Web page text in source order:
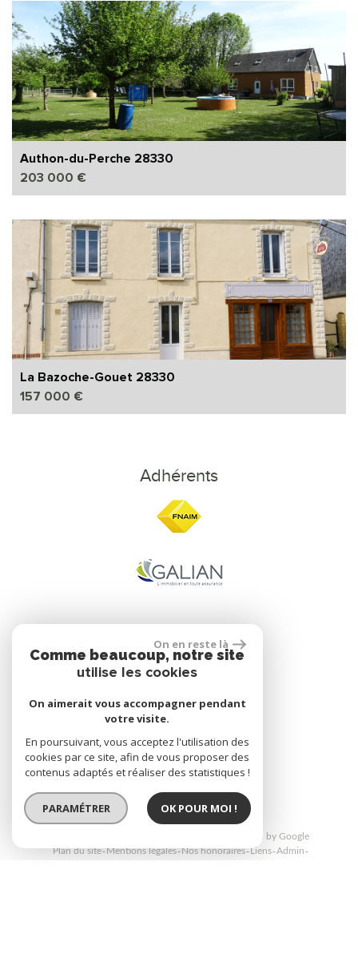
Authon-du-Perche 28330
203 000 €
La Bazoche-Gouet 28330
157 000 €
Adhérents
réalisé par
© 2026 | Tous droits réservés | Traduction powered by Google
Plan du site Mentions légales Nos honoraires Liens Admin
On en reste là
Comme beaucoup, notre site
utilise les cookies
On aimerait vous accompagner pendant
votre visite.
En poursuivant, vous acceptez l'utilisation des
cookies par ce site, afin de vous proposer des
contenus adaptés et réaliser des statistiques !
PARAMÉTRER OK POUR MOI !